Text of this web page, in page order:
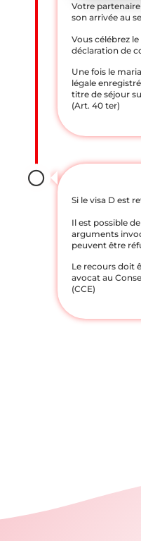
Votre
son arrivée au
Vous célébrez
déclaration de
Une fois le
légale
titre de séjour
(Art. 40 ter)
Si le visa D est
Il est possible
arguments
peuvent être
Le recours doit
avocat au
(CCE)